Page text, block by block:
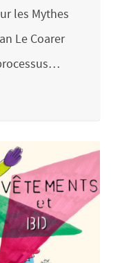
les Mythes
Le Coarer